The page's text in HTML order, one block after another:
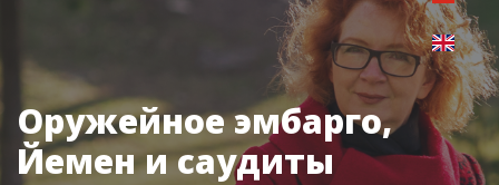
Оружейное эмбарго,
Йемен и саудиты